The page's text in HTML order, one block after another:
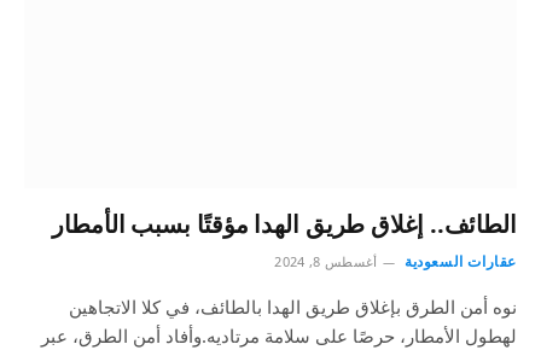
الطائف.. إغلاق طريق الهدا مؤقتًا بسبب الأمطار
عقارات السعودية أغسطس 8, 2024
نوه أمن الطرق بإغلاق طريق الهدا بالطائف، في كلا الاتجاهين
لهطول الأمطار، حرصًا على سلامة مرتاديه.وأفاد أمن الطرق، عبر